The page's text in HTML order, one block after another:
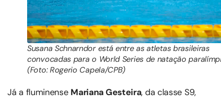
Susana Schnarndor está entre as atletas brasileiras
convocadas para o World Series de natação
(Foto: Rogerio Capela/CPB)
Já a fluminense Mariana Gesteira, da classe S9,